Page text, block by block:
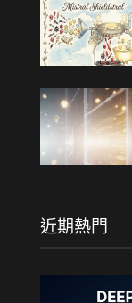
近期熱門